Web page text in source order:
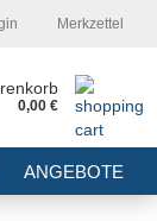
Merkzettel
0,00 €
ANGEBOTE